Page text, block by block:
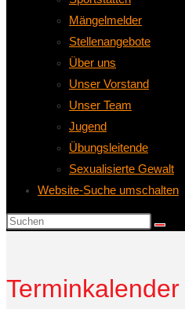
Mängelmelder
Stellenangebote
Über uns
Unser Vorstand
Unser Team
Jugend
Übungsleitende
Sexualisierte Gewalt
Website-Suche umschalten
Terminkalender